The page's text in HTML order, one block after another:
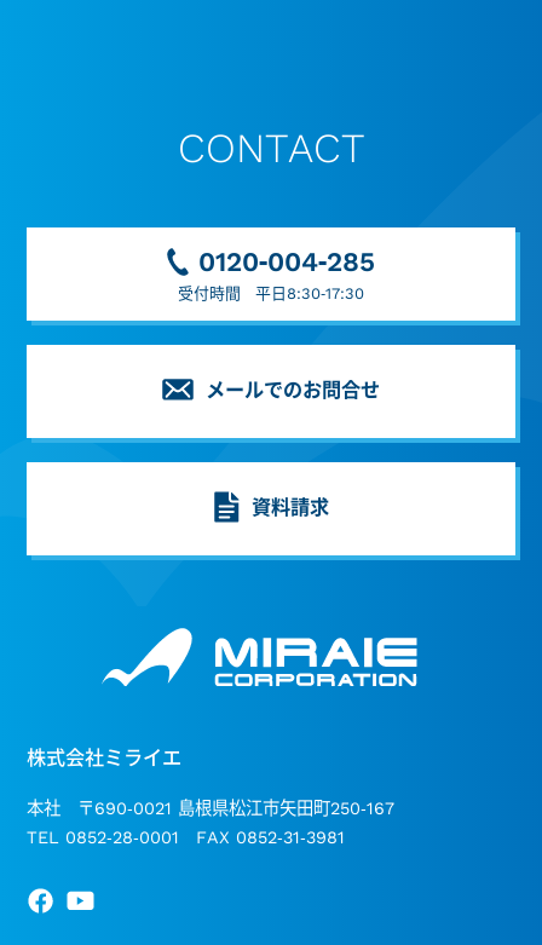
CONTACT
0120-004-285
受付時間 平日8:30-17:30
メールでのお問合せ
資料請求
株式会社ミライエ
本社 〒690-0021 島根県松江市矢田町250-167
TEL 0852-28-0001 FAX 0852-31-3981